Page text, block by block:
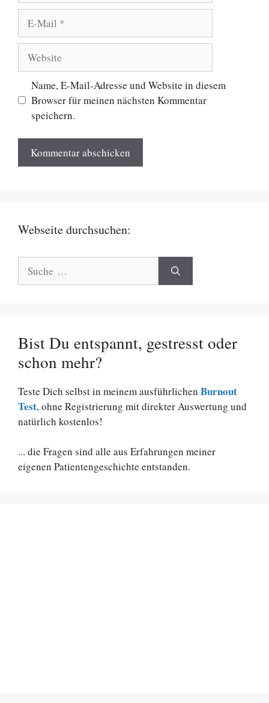
Mail
Name, E-Mail-Adresse und Website in diesem
Browser für meinen nächsten Kommentar
speichern.
Webseite durchsuchen:
nach:
Bist Du entspannt, gestresst oder
schon mehr?
Teste Dich selbst in meinem ausführlichen Burnout
Test, ohne Registrierung mit direkter Auswertung und
natürlich kostenlos!
... die Fragen sind alle aus Erfahrungen meiner
eigenen Patientengeschichte entstanden.